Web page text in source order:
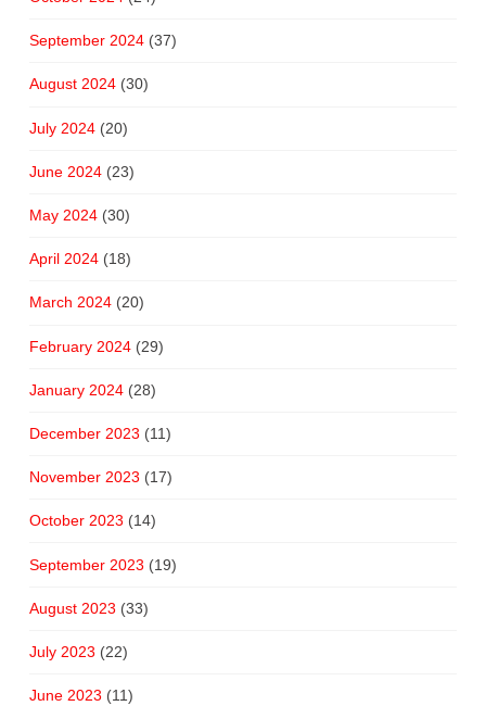
September 2024(37)
August 2024(30)
July 2024(20)
June 2024(23)
May 2024(30)
April 2024(18)
March 2024(20)
February 2024(29)
January 2024(28)
December 2023 (11)
November 2023 (17)
October 2023 (14)
September 2023 (19)
August 2023 (33)
July 2023 (22)
June 2023 (11)